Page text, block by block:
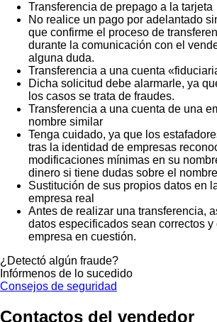
Transferencia de prepago a la tarjeta
No realice un pago por adelantado
que confirme el proceso de
durante la comunicación con el
alguna duda.
Transferencia a una cuenta
Dicha solicitud debe alarmarle, ya
los casos se trata de fraudes.
Transferencia a una cuenta de una
nombre similar
Tenga cuidado, ya que los
tras la identidad de empresas
modificaciones mínimas en su
dinero si tiene dudas sobre el
Sustitución de sus propios datos en
empresa real
Antes de realizar una transferencia,
datos especificados sean correctos
empresa en cuestión.
¿Detectó algún fraude?
Infórmenos de lo sucedido
Consejos de seguridad
Contactos del vendedor